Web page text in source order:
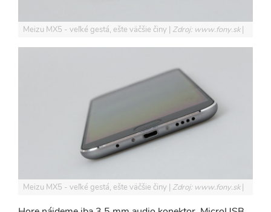
Meizu MX5 - veľké gestá, ešte väčšie činy Zdroj: www.fony.sk
Meizu MX5 - veľké gestá, ešte väčšie činy Zdroj: www.fony.sk